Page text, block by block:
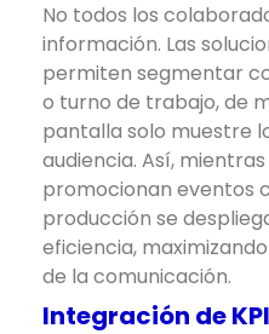
No todos los
información. Las
permiten segmentar
o turno de trabajo, de
pantalla solo muestre
audiencia. Así,
promocionan eventos
producción se
eficiencia,
de la comunicación.
Integración de